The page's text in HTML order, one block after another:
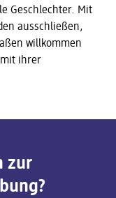
Geschlechter. Mit
ausschließen,
willkommen
ihrer
zur